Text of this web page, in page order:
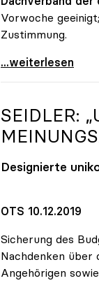
Vorwoche
Zustimmung.
KV-
...weiterlesen
SEIDLER:
Designierte
OTS 10.12.2019
Sicherung des
Nachdenken
Angehörigen